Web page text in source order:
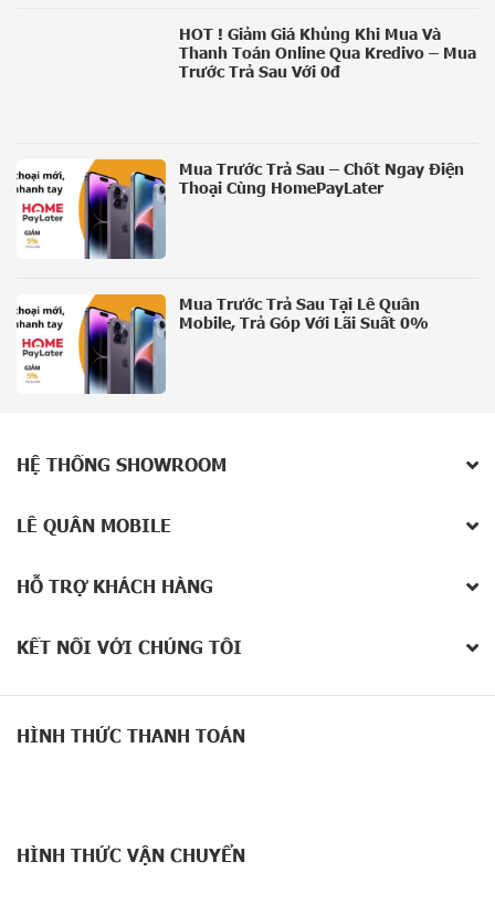
HOT ! Giảm Giá Khủng Khi Mua Và
Thanh Toán Online Qua Kredivo – Mua
Trước Trả Sau Với 0đ
Mua Trước Trả Sau – Chốt Ngay Điện
Thoại Cùng HomePayLater
Mua Trước Trả Sau Tại Lê Quân
Mobile, Trả Góp Với Lãi Suất 0%
HỆ THỐNG SHOWROOM
LÊ QUÂN MOBILE
HỖ TRỢ KHÁCH HÀNG
KẾT NỐI VỚI CHÚNG TÔI
HÌNH THỨC THANH TOÁN
HÌNH THỨC VẬN CHUYỂN